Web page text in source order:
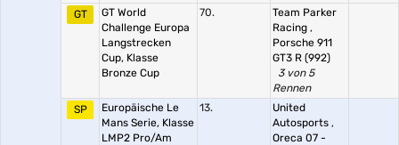
GT
GT World
Challenge Europa
Langstrecken
Cup, Klasse
Bronze Cup
70.
Team Parker
Racing ,
Porsche 911
GT3 R (992)
3 von 5
Rennen
SP
Europäische Le
Mans Serie, Klasse
LMP2 Pro/Am
13.
United
Autosports ,
Oreca 07 -